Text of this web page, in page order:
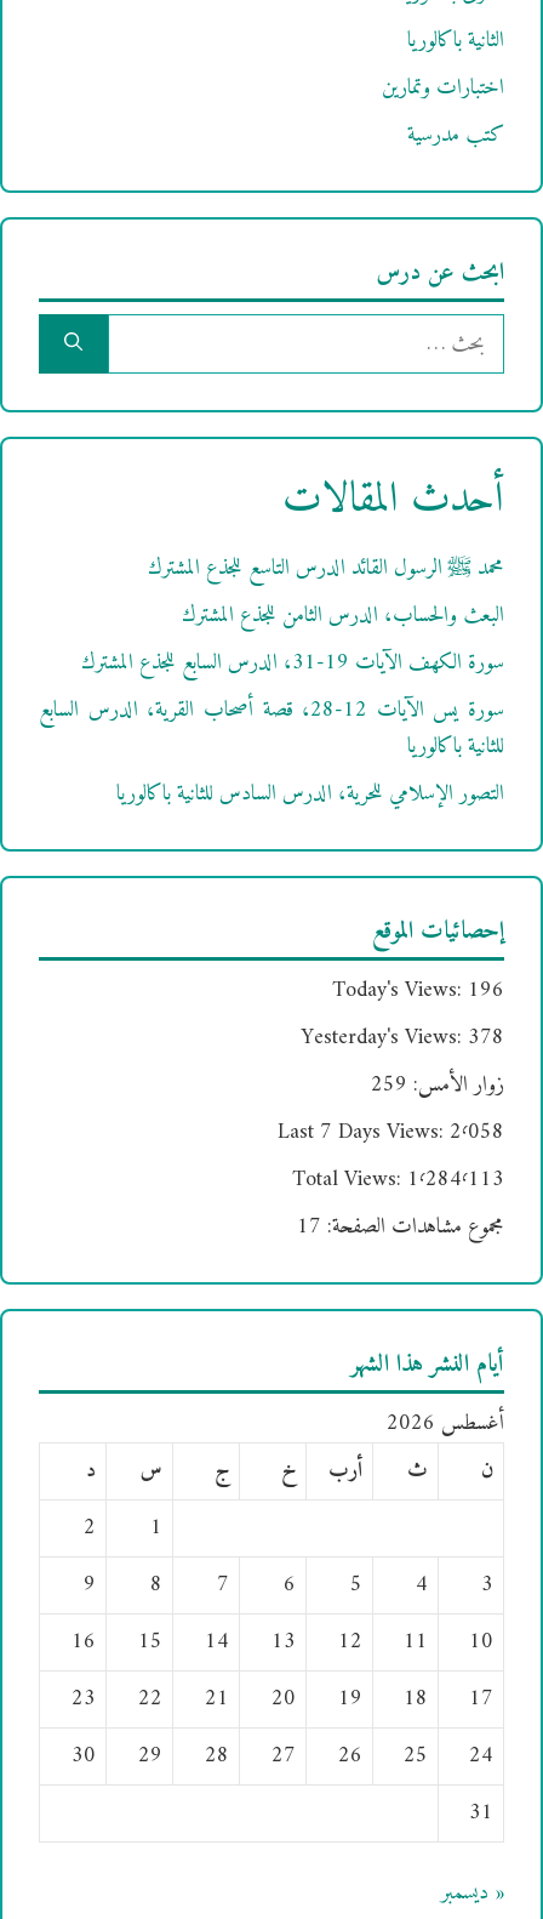
الثانية باكالوريا
اختبارات وتمارين
كتب مدرسية
ابحث عن درس
البحث
عن:
أحدث المقالات
محمد ﷺ الرسول القائد الدرس التاسع للجذع المشترك
البعث والحساب، الدرس الثامن للجذع المشترك
سورة الكهف الآيات 19-31، الدرس السابع للجذع المشترك
سورة يس الآيات 12-28، قصة أصحاب القرية، الدرس السابع
للثانية باكالوريا
التصور الإسلامي للحرية، الدرس السادس للثانية باكالوريا
إحصائيات الموقع
Today's Views: 196
Yesterday's Views: 378
زوار الأمس: 259
Last 7 Days Views: 2٬058
Total Views: 1٬284٬113
مجموع مشاهدات الصفحة: 17
أيام النشر هذا الشهر
أغسطس 2026
ن
ث أرب خ ج س
د
1
2
3
4
5
6
7
8
9
10
11
12
13
14
15
16
17
18
19
20
21
22
23
24
25
26
27
28
29
30
31
« ديسمبر